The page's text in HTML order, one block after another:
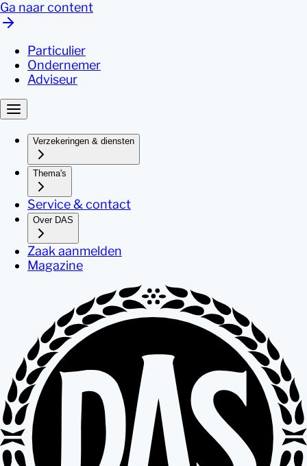
Ga naar content
Particulier
Ondernemer
Adviseur
Verzekeringen & diensten
Thema's
Service & contact
Over DAS
Zaak aanmelden
Magazine